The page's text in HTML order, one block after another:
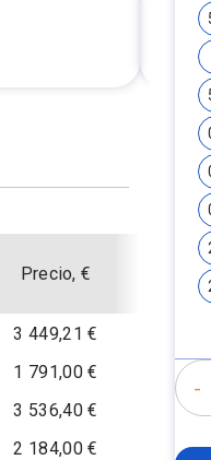
Precio, €
3 449,21 €
1 791,00 €
3 536,40 €
2 184,00 €
-